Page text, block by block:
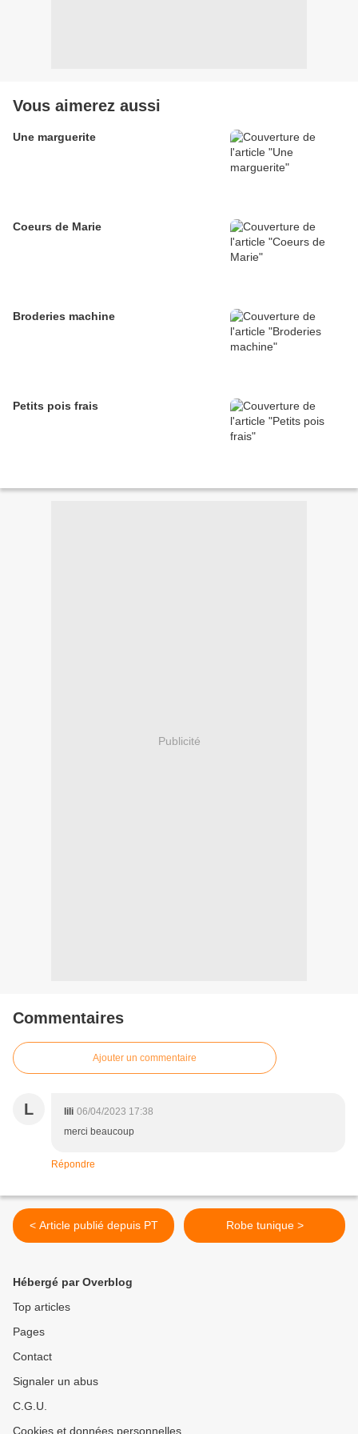
Vous aimerez aussi
Une marguerite
Coeurs de Marie
Broderies machine
Petits pois frais
Publicité
Commentaires
Ajouter un commentaire
L lili 06/04/2023 17:38
merci beaucoup
Répondre
< Article publié depuis PT Robe tunique >
Hébergé par Overblog
Top articles
Pages
Contact
Signaler un abus
C.G.U.
Cookies et données personnelles